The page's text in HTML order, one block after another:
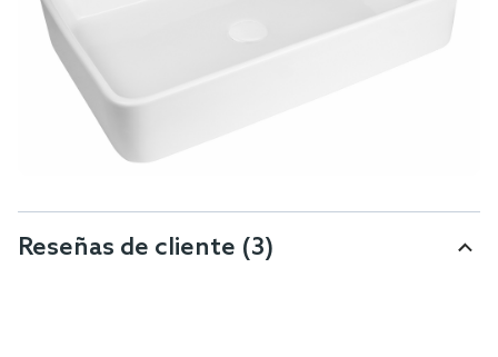
Reseñas de cliente (3)